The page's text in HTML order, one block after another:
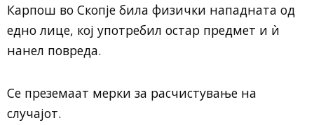
Карпош во Скопје била физички нападната од
едно лице, кој употребил остар предмет и ѝ
нанел повреда.
Се преземаат мерки за расчистување на
случајот.